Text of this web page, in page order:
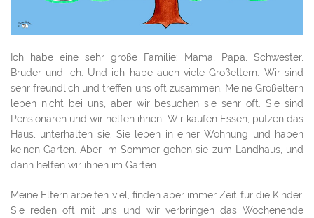
Ich habe eine sehr große Familie: Mama, Papa, Schwester,
Bruder und ich. Und ich habe auch viele Großeltern. Wir sind
sehr freundlich und treffen uns oft zusammen. Meine Großeltern
leben nicht bei uns, aber wir besuchen sie sehr oft. Sie sind
Pensionären und wir helfen ihnen. Wir kaufen Essen, putzen das
Haus, unterhalten sie. Sie leben in einer Wohnung und haben
keinen Garten. Aber im Sommer gehen sie zum Landhaus, und
dann helfen wir ihnen im Garten.
Meine Eltern arbeiten viel, finden aber immer Zeit für die Kinder.
Sie reden oft mit uns und wir verbringen das Wochenende